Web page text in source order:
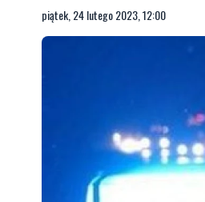
piątek, 24 lutego 2023, 12:00